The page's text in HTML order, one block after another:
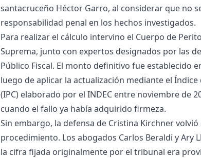
santacruceño Héctor Garro, al considerar que no
responsabilidad penal en los hechos investigados.
Para realizar el cálculo intervino el Cuerpo de
Suprema, junto con expertos designados por las
Público Fiscal. El monto definitivo fue establecido
luego de aplicar la actualización mediante el
(IPC) elaborado por el INDEC entre noviembre de
cuando el fallo ya había adquirido firmeza.
Sin embargo, la defensa de Cristina Kirchner
procedimiento. Los abogados Carlos Beraldi y Ary
la cifra fijada originalmente por el tribunal era